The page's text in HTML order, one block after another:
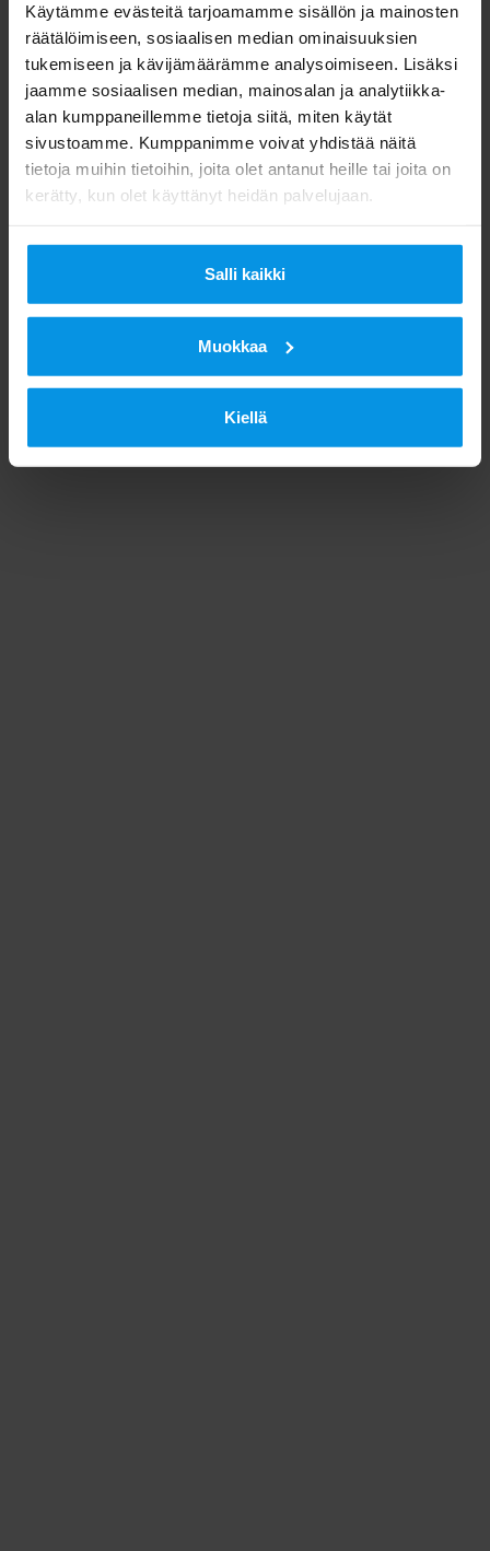
Käytämme evästeitä tarjoamamme sisällön ja mainosten
räätälöimiseen, sosiaalisen median ominaisuuksien
tukemiseen ja kävijämäärämme analysoimiseen. Lisäksi
jaamme sosiaalisen median, mainosalan ja analytiikka-
alan kumppaneillemme tietoja siitä, miten käytät
sivustoamme. Kumppanimme voivat yhdistää näitä
tietoja muihin tietoihin, joita olet antanut heille tai joita on
kerätty, kun olet käyttänyt heidän palvelujaan.
Salli kaikki
Muokkaa
Kiellä